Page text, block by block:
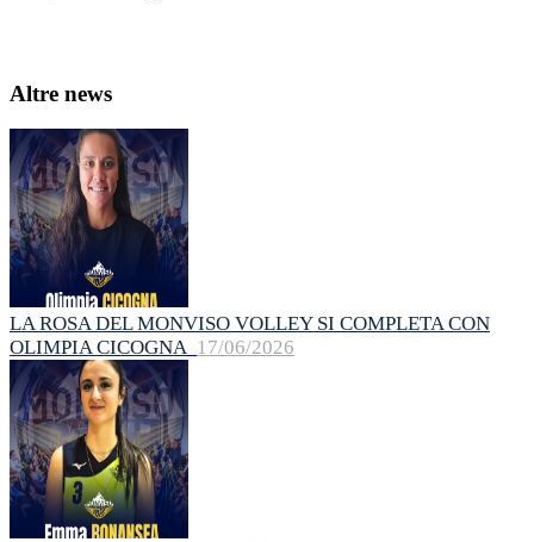
Altre news
LA ROSA DEL MONVISO VOLLEY SI COMPLETA CON
OLIMPIA CICOGNA 17/06/2026